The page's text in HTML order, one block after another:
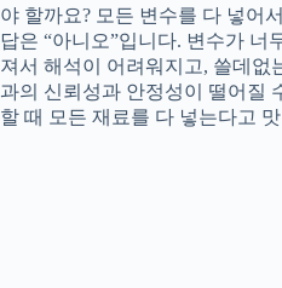
야 할까요? 모든 변수를 다 넣어
답은 “아니오”입니다. 변수가 너
져서 해석이 어려워지고, 쓸데없
과의 신뢰성과 안정성이 떨어질
할 때 모든 재료를 다 넣는다고